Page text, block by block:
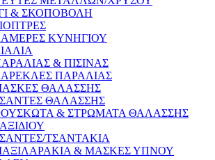
& ΣΚΟΠΟΒΟΛΗ
ΚΥΝΗΓΙΟΥ
& ΠΙΣΙΝΑΣ
ΠΑΡΑΛΙΑΣ
ΘΑΛΑΣΣΗΣ
ΘΑΛΑΣΣΗΣ
& ΣΤΡΩΜΑΤΑ ΘΑΛΑΣΣΗΣ
ΤΣΑΝΤΑΚΙΑ
& ΜΑΣΚΕΣ ΥΠΝΟΥ